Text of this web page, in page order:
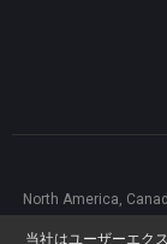
当社はユーザーエク
North America,